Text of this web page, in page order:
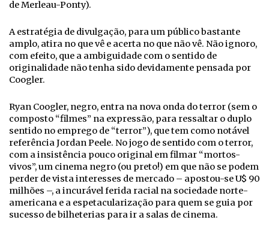
de Merleau-Ponty).
A estratégia de divulgação, para um público bastante
amplo, atira no que vê e acerta no que não vê. Não ignoro,
com efeito, que a ambiguidade com o sentido de
originalidade não tenha sido devidamente pensada por
Coogler.
Ryan Coogler, negro, entra na nova onda do terror (sem o
composto “filmes” na expressão, para ressaltar o duplo
sentido no emprego de “terror”), que tem como notável
referência Jordan Peele. No jogo de sentido com o terror,
com a insistência pouco original em filmar “mortos-
vivos”, um cinema negro (ou preto!) em que não se podem
perder de vista interesses de mercado – apostou-se U$ 90
milhões –, a incurável ferida racial na sociedade norte-
americana e a espetacularização para quem se guia por
sucesso de bilheterias para ir a salas de cinema.